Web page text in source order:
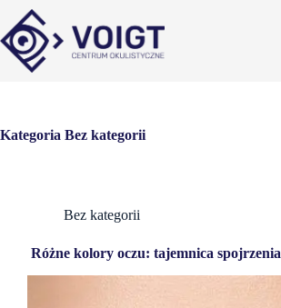
Kategoria Bez kategorii
Bez kategorii
Różne kolory oczu: tajemnica spojrzenia